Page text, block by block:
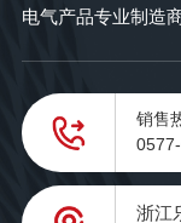
电气产品专业制造
销售
浙江